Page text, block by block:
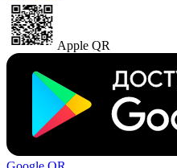
Apple QR